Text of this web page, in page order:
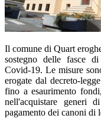
Il comune di Quart
sostegno delle fasce
Covid-19. Le misure
erogate dal decreto-
fino a esaurimento
nell'acquistare generi
pagamento dei canoni di